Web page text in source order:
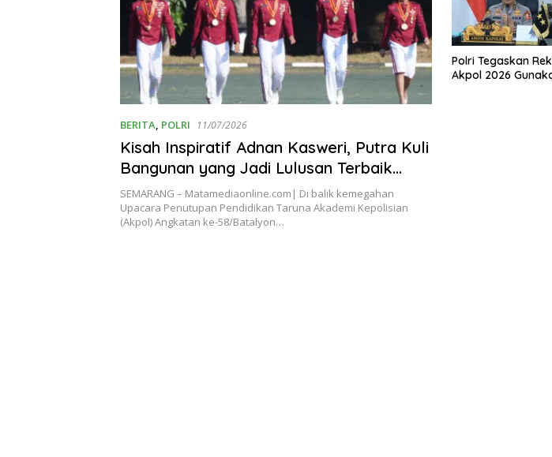
BERITA, POLRI 11/07/2026
Kisah Inspiratif Adnan Kasweri, Putra Kuli
Bangunan yang Jadi Lulusan Terbaik
Akpol 2026
SEMARANG – Matamediaonline.com| Di balik kemegahan
Upacara Penutupan Pendidikan Taruna Akademi Kepolisian
(Akpol) Angkatan ke-58/Batalyon…
Polri Tegaskan
Akpol 2026